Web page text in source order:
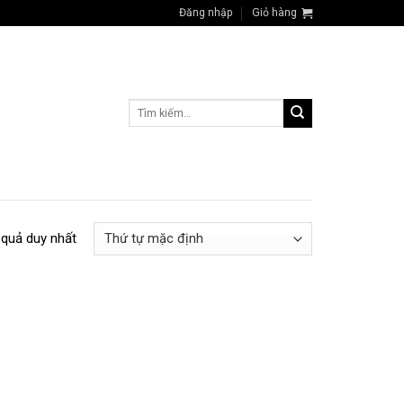
Đăng nhập Giỏ hàng
Tìm
duy nhất